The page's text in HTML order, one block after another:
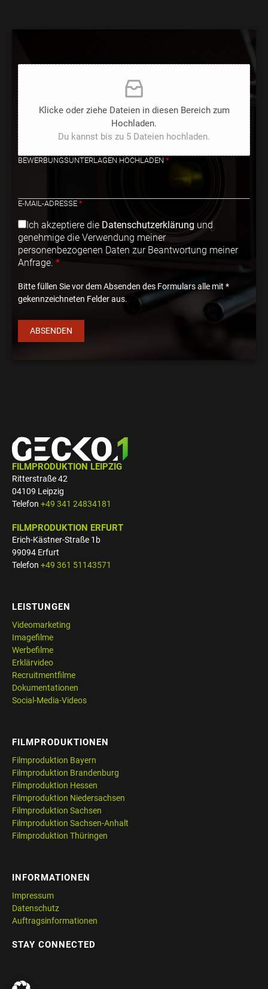
Klicke oder ziehe Dateien in diesen Bereich zum
Hochladen.
Du kannst bis zu 5 Dateien hochladen.
BEWERBUNGSUNTERLAGEN HOCHLADEN *
E-MAIL-ADRESSE *
Ich akzeptiere die Datenschutzerklärung und
genehmige die Verwendung meiner
personenbezogenen Daten zur Beantwortung meiner
Anfrage. *
S
V
-
I
N
I
S
*
Bitte füllen Sie vor dem Absenden des Formulars alle mit *
gekennzeichneten Felder aus.
ABSENDEN
FILMPRODUKTION LEIPZIG
Ritterstraße 42
04109 Leipzig
Telefon +49 341 24834181
FILMPRODUKTION ERFURT
Erich-Kästner-Straße 1b
99094 Erfurt
Telefon +49 361 51143571
LEISTUNGEN
Videomarketing
Imagefilme
Werbefilme
Erklärvideo
Recruitmentfilme
Dokumentationen
Social-Media-Videos
FILMPRODUKTIONEN
Filmproduktion Bayern
Filmproduktion Brandenburg
Filmproduktion Hessen
Filmproduktion Niedersachsen
Filmproduktion Sachsen
Filmproduktion Sachsen-Anhalt
Filmproduktion Thüringen
INFORMATIONEN
Impressum
Datenschutz
Auftragsinformationen
STAY CONNECTED